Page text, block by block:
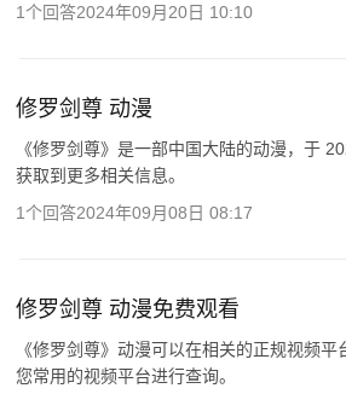
1个回答2024年09月20日 10:10
修罗剑尊 动漫
《修罗剑尊》是一部中国大陆的动漫，于
获取到更多相关信息。
1个回答2024年09月08日 08:17
修罗剑尊 动漫免费观看
《修罗剑尊》动漫可以在相关的正规视频
您常用的视频平台进行查询。